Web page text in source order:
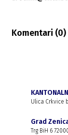
Komentari (0)
Ulica Crkvice
Grad
Trg BiH 6